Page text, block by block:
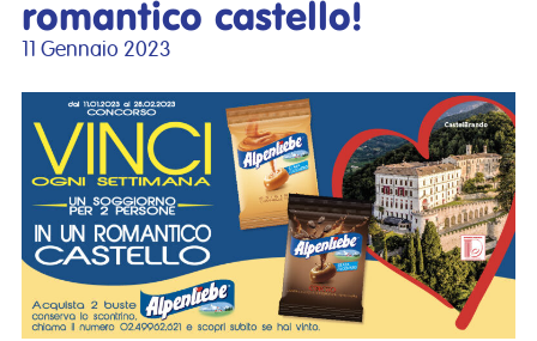
romantico castello!
11 Gennaio 2023